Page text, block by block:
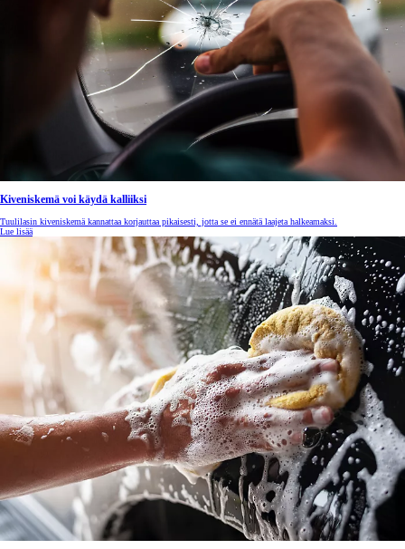
Kiveniskemä voi käydä kalliiksi
Tuulilasin kiveniskemä kannattaa korjauttaa pikaisesti, jotta se ei ennätä laajeta halkeamaksi.
Lue lisää